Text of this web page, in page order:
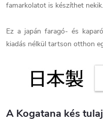
famarkolatot is készíthet nekik.
Ez a japán faragó- és
kiadás nélkül tartson otthon
A Kogatana kés